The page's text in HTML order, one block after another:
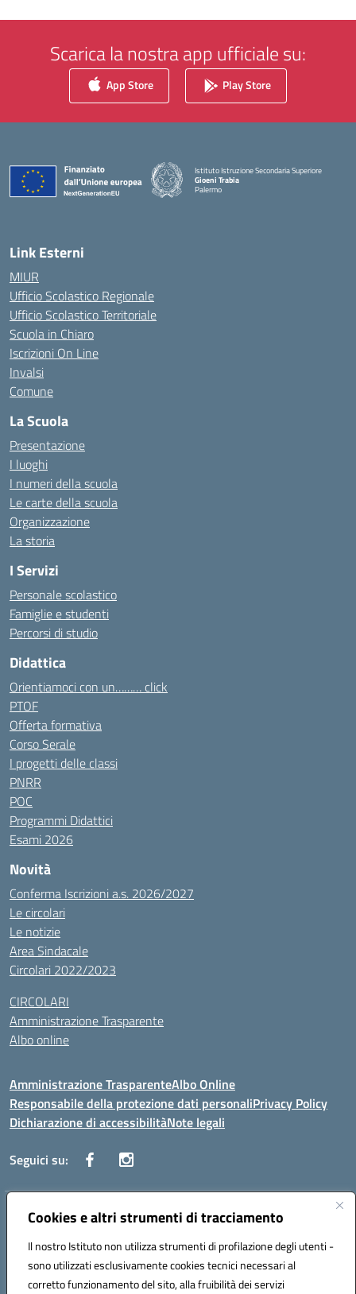
Cookies e altri strumenti di tracciamento
Il nostro Istituto non utilizza strumenti di profilazione degli utenti -
sono utilizzati esclusivamente cookies tecnici necessari al
corretto funzionamento del sito, alla fruibilità dei servizi
Scarica la nostra app ufficiale su:
App Store Play Store
Istituto Istruzione Secondaria Superiore
Gioeni Trabia
Palermo
Link Esterni
MIUR
Ufficio Scolastico Regionale
Ufficio Scolastico Territoriale
Scuola in Chiaro
Iscrizioni On Line
Invalsi
Comune
La Scuola
Presentazione
I luoghi
I numeri della scuola
Le carte della scuola
Organizzazione
La storia
I Servizi
Personale scolastico
Famiglie e studenti
Percorsi di studio
Didattica
Orientiamoci con un……… click
PTOF
Offerta formativa
Corso Serale
I progetti delle classi
PNRR
POC
Programmi Didattici
Esami 2026
Novità
Conferma Iscrizioni a.s. 2026/2027
Le circolari
Le notizie
Area Sindacale
Circolari 2022/2023
CIRCOLARI
Amministrazione Trasparente
Albo online
Amministrazione TrasparenteAlbo Online
Responsabile della protezione dati personaliPrivacy Policy
Dichiarazione di accessibilitàNote legali
Seguici su:
Indirizzo:Corso Vittorio Emanuele, 27 90133 - Palermo
Posta elettronica certificata (PEC):pais03600r@pec.istruzione.it
Codice fiscale: 97308550827